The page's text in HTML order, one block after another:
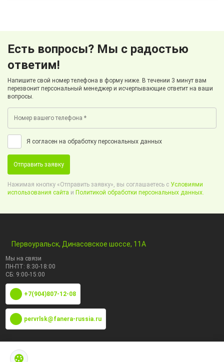
Есть вопросы? Мы с радостью
ответим!
Напишите свой номер телефона в форму ниже. В течении 3 минут вам
перезвонит персональный менеджер и исчерпывающие ответит на ваши
вопросы.
Я согласен на обработку персональных данных
Отправить заявку
Нажимая кнопку «Отправить заявку», вы соглашаетесь с Условиями
использования сайта и Политикой обработки персональных данных.
Первоуральск, Динасовское шоссе, 11А
Мы на связи
ПН-ПТ: 8:30-18:00
СБ: 9:00-15:00
+7(904)807-12-08
pervrlsk@fanera-russia.ru
По маркам